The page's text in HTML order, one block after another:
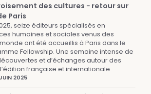
des cultures - retour sur
Paris
seize éditeurs spécialisés en
humaines et sociales venus des
ont été accueillis à Paris dans le
Fellowship. Une semaine intense de
et d’échanges autour des
française et internationale.
2025